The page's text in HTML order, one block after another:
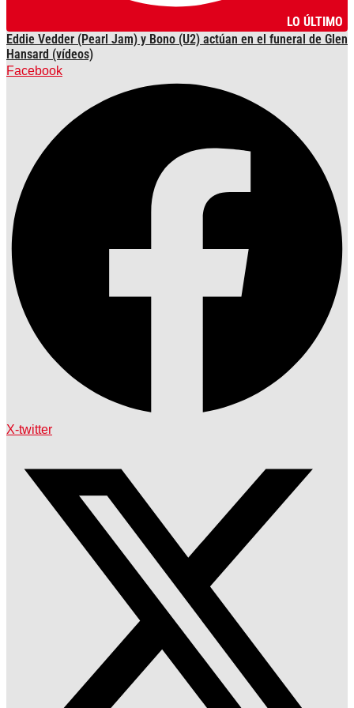
LO ÚLTIMO
Eddie Vedder (Pearl Jam) y Bono (U2) actúan en el funeral de Glen
Hansard (vídeos)
Facebook
X-twitter